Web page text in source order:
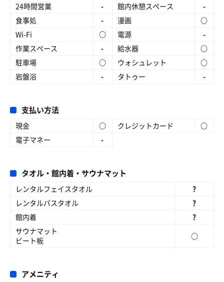
24時間営業 - 館内休憩スペース
-
食事処
- 漫画
○
Wi-Fi
○ 電源
-
作業スペース
- 給水器
○
駐車場
○ ウォシュレット
○
岩盤浴
- タトゥー -
支払い方法
現金 ○ クレジットカード
○
電子マネー
-
タオル・館内着・サウナマット
レンタルフェイスタオル
?
レンタルバスタオル
?
館内着
?
サウナマット
ビート板
○
アメニティ